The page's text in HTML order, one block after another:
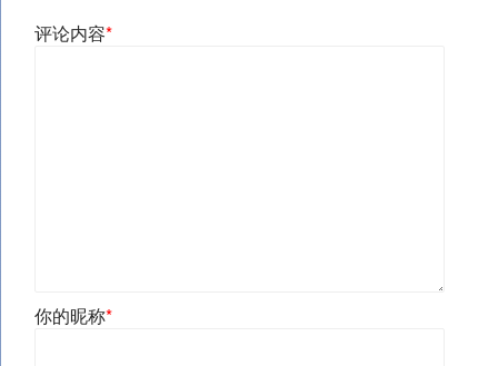
评论内容*
你的昵称*